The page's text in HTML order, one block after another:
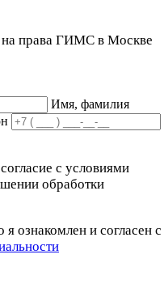
права ГИМС в Москве
Имя, фамилия
с условиями
обработки
ознакомлен и согласен с